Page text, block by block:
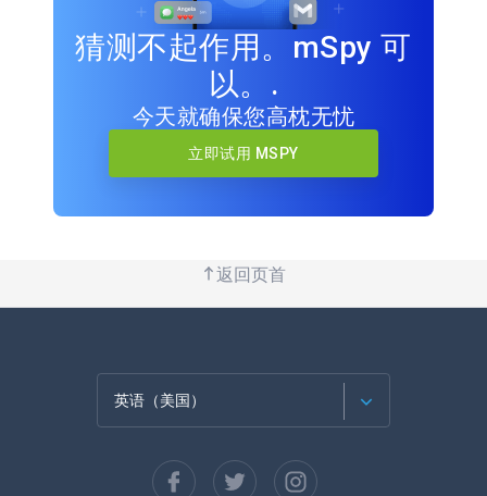
猜测不起作用。mSpy 可
以。.
今天就确保您高枕无忧
立即试用 MSPY
返回页首
英语（美国）